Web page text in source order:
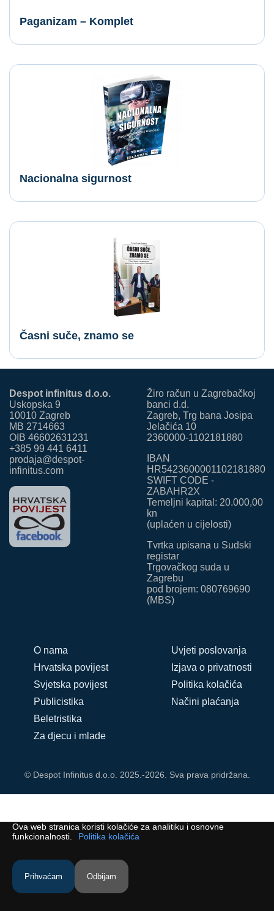
Paganizam – Komplet
Nacionalna sigurnost
Časni suče, znamo se
Despot infinitus d.o.o.
Uskopska 9
10010 Zagreb
MB 2714663
OIB 46602631231
+385 99 441 6411
prodaja@despot-
infinitus.com
Žiro račun u Zagrebačkoj
banci d.d.
Zagreb, Trg bana Josipa
Jelačića 10
2360000-1102181880
IBAN
HR5423600001102181880
SWIFT CODE -
ZABAHR2X
Temeljni kapital: 20.000,00
kn
(uplaćen u cijelosti)
Tvrtka upisana u Sudski
registar
Trgovačkog suda u
Zagrebu
pod brojem: 080769690
(MBS)
O nama
Hrvatska povijest
Svjetska povijest
Publicistika
Beletristika
Za djecu i mlade
Uvjeti poslovanja
Izjava o privatnosti
Politika kolačića
Načini plaćanja
© Despot Infinitus d.o.o. 2025.-2026. Sva prava pridržana.
Ova web stranica koristi kolačiće za analitiku i osnovne
funkcionalnosti.
Politika kolačića
Prihvaćam Odbijam